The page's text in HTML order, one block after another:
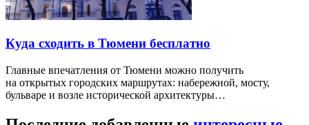
Куда сходить в Тюмени бесплатно
Главные впечатления от Тюмени можно получить
на открытых городских маршрутах: набережной, мосту,
бульваре и возле исторической архитектуры…